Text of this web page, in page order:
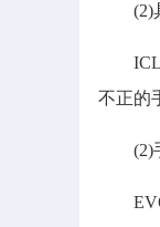
(2)具
ICL晶
不正的
(2)手
EVO